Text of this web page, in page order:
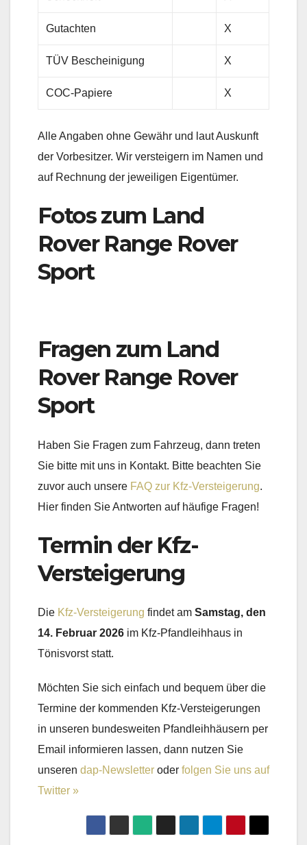
Gutachten X
TÜV Bescheinigung X
COC-Papiere X
Alle Angaben ohne Gewähr und laut Auskunft
der Vorbesitzer. Wir versteigern im Namen und
auf Rechnung der jeweiligen Eigentümer.
Fotos zum Land
Rover Range Rover
Sport
Fragen zum Land
Rover Range Rover
Sport
Haben Sie Fragen zum Fahrzeug, dann treten
Sie bitte mit uns in Kontakt. Bitte beachten Sie
zuvor auch unsere FAQ zur Kfz-Versteigerung.
Hier finden Sie Antworten auf häufige Fragen!
Termin der Kfz-
Versteigerung
Die Kfz-Versteigerung findet am Samstag, den
14. Februar 2026 im Kfz-Pfandleihhaus in
Tönisvorst statt.
Möchten Sie sich einfach und bequem über die
Termine der kommenden Kfz-Versteigerungen
in unseren bundesweiten Pfandleihhäusern per
Email informieren lassen, dann nutzen Sie
unseren dap-Newsletter oder folgen Sie uns auf
Twitter »